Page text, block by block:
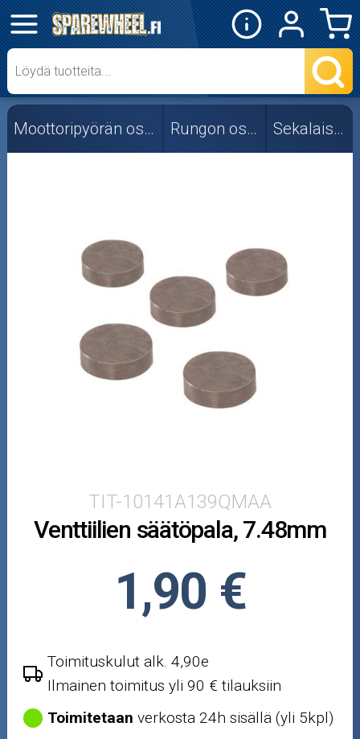
✕
Mopon osat
Skootterin osat
Crossipyörän osat
Moottorikelkan osat
Mopoauton osat
Mönkijän osat
Puutarha ja metsä
Öljyt ja kemikaalit
Outlet-tuotteet
Moottoripyörän osat Rungon osat Sekalaiset
TIT-10141A139QMAA
Venttiilien säätöpala, 7.48mm
1,90 €
Toimituskulut alk. 4,90e
Ilmainen toimitus yli 90 € tilauksiin
Toimitetaan verkosta 24h sisällä (yli 5kpl)